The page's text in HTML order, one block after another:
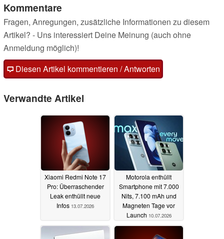
Kommentare
Fragen, Anregungen, zusätzliche Informationen zu diesem
Artikel? - Uns interessiert Deine Meinung (auch ohne
Anmeldung möglich)!
Diesen Artikel kommentieren / Antworten
Verwandte Artikel
Xiaomi Redmi Note 17
Pro: Überraschender
Leak enthüllt neue
Infos 13.07.2026
Motorola enthüllt
Smartphone mit 7.000
Nits, 7.100 mAh und
Magneten Tage vor
Launch 10.07.2026